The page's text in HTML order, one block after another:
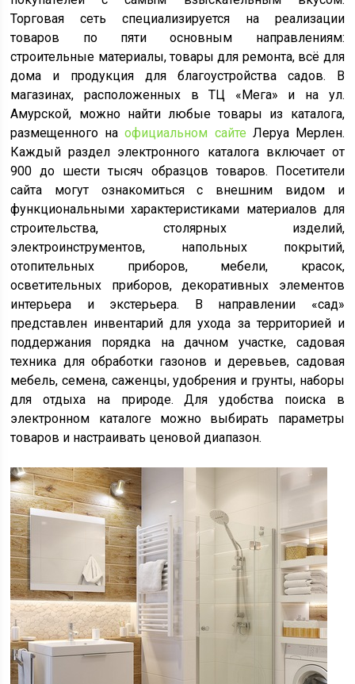
Торговая сеть специализируется на реализации
товаров по пяти основным направлениям:
строительные материалы, товары для ремонта, всё для
дома и продукция для благоустройства садов. В
магазинах, расположенных в ТЦ «Мега» и на ул.
Амурской, можно найти любые товары из каталога,
размещенного наофициальном сайте Леруа Мерлен.
Каждый раздел электронного каталога включает от
900 до шести тысяч образцов товаров. Посетители
сайта могут ознакомиться с внешним видом и
функциональными характеристиками материалов для
строительства, столярных изделий,
электроинструментов, напольных покрытий,
отопительных приборов, мебели, красок,
осветительных приборов, декоративных элементов
интерьера и экстерьера. В направлении «сад»
представлен инвентарий для ухода за территорией и
поддержания порядка на дачном участке, садовая
техника для обработки газонов и деревьев, садовая
мебель, семена, саженцы, удобрения и грунты, наборы
для отдыха на природе. Для удобства поиска в
электронном каталоге можно выбирать параметры
товаров и настраивать ценовой диапазон.